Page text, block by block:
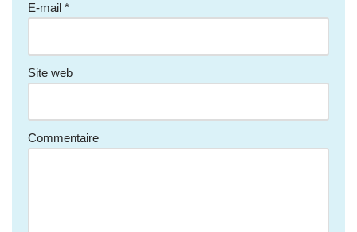
E-mail *
Site web
Commentaire